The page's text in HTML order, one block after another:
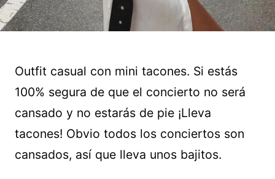
Outfit casual con mini tacones. Si estás
100% segura de que el concierto no será
cansado y no estarás de pie ¡Lleva
tacones! Obvio todos los conciertos son
cansados, así que lleva unos bajitos.